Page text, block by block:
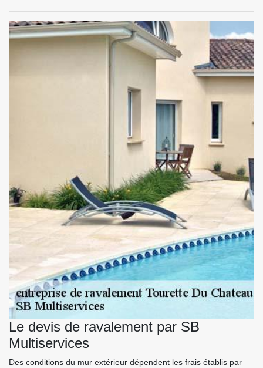
Le devis de ravalement par SB
Multiservices
Des conditions du mur extérieur dépendent les frais établis par